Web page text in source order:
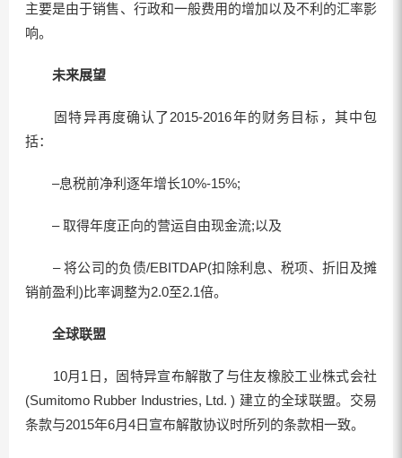
主要是由于销售、行政和一般费用的增加以及不利的汇率影
响。
未来展望
固特异再度确认了2015-2016年的财务目标，其中包
括：
–息税前净利逐年增长10%-15%;
– 取得年度正向的营运自由现金流;以及
– 将公司的负债/EBITDAP(扣除利息、税项、折旧及摊
销前盈利)比率调整为2.0至2.1倍。
全球联盟
10月1日，固特异宣布解散了与住友橡胶工业株式会社
(Sumitomo Rubber Industries, Ltd. ) 建立的全球联盟。交易
条款与2015年6月4日宣布解散协议时所列的条款相一致。